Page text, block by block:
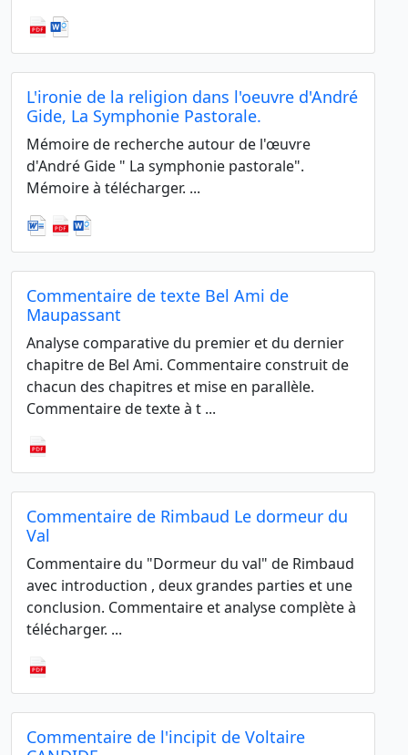
L'ironie de la religion dans l'oeuvre d'André
Gide, La Symphonie Pastorale.
Mémoire de recherche autour de l'œuvre
d'André Gide " La symphonie pastorale".
Mémoire à télécharger. ...
Commentaire de texte Bel Ami de
Maupassant
Analyse comparative du premier et du dernier
chapitre de Bel Ami. Commentaire construit de
chacun des chapitres et mise en parallèle.
Commentaire de texte à t ...
Commentaire de Rimbaud Le dormeur du
Val
Commentaire du "Dormeur du val" de Rimbaud
avec introduction , deux grandes parties et une
conclusion. Commentaire et analyse complète à
télécharger. ...
Commentaire de l'incipit de Voltaire